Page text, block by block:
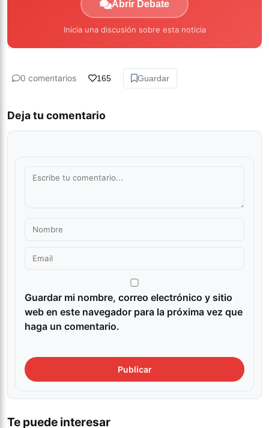
Abrir Debate
Inicia una discusión sobre esta noticia
0 comentarios 165 Guardar
Deja tu comentario
Guardar mi nombre, correo electrónico y sitio
web en este navegador para la próxima vez que
haga un comentario.
Te puede interesar